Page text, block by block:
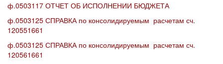
ф.0503117 ОТЧЕТ ОБ ИСПОЛНЕНИИ БЮДЖЕТА
ф.0503125 СПРАВКА по консолидируемым расчетам сч.
120551661
ф.0503125 СПРАВКА по консолидируемым расчетам сч.
120561661